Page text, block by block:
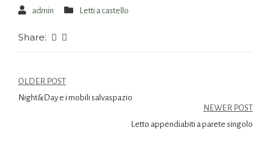
admin Letti a castello
Share:
OLDER POST
Night&Day e i mobili salvaspazio
NEWER POST
Letto appendiabiti a parete singolo